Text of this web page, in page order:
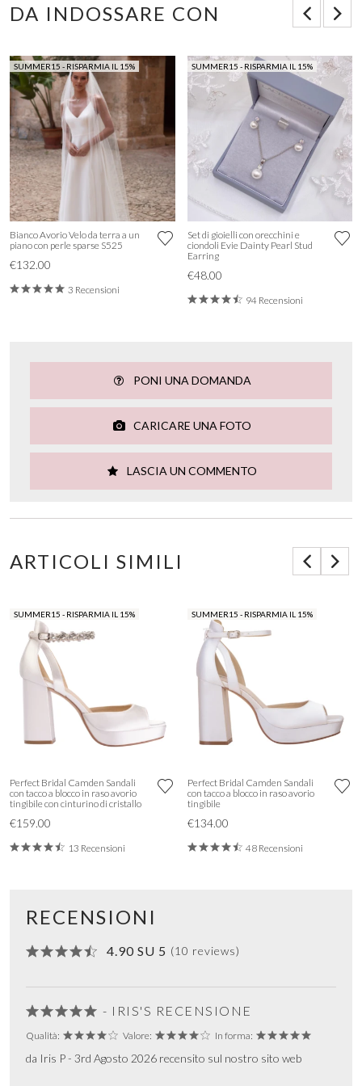
DA INDOSSARE CON
SUMMER15 - RISPARMIA IL 15%
Bianco Avorio Velo da terra a un
piano con perle sparse S525
€132.00
3 Recensioni
SUMMER15 - RISPARMIA IL 15%
Set di gioielli con orecchini e
ciondoli Evie Dainty Pearl Stud
Earring
€48.00
94 Recensioni
PONI UNA DOMANDA
CARICARE UNA FOTO
LASCIA UN COMMENTO
ARTICOLI SIMILI
SUMMER15 - RISPARMIA IL 15%
Perfect Bridal Camden Sandali
con tacco a blocco in raso avorio
tingibile con cinturino di cristallo
€159.00
13 Recensioni
SUMMER15 - RISPARMIA IL 15%
Perfect Bridal Camden Sandali
con tacco a blocco in raso avorio
tingibile
€134.00
48 Recensioni
RECENSIONI
4.90 SU 5 (10 reviews)
- IRIS'S RECENSIONE
Qualità: Valore: In forma:
da Iris P - 3rd Agosto 2026 recensito sul nostro sito web